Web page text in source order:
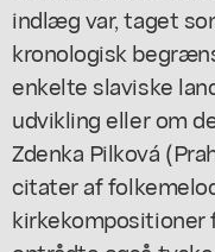
indlæg var, taget
kronologisk
enkelte slaviske
udvikling eller om
Zdenka Pilková
citater af
kirkekompositioner